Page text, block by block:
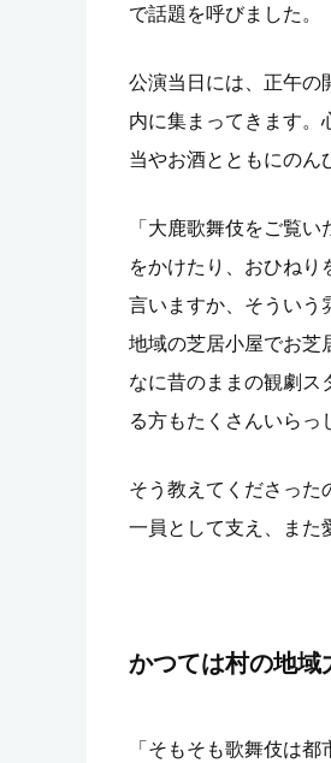
で話題を呼びました。
公演当日には、正午の
内に集まってきます。
当やお酒とともにのん
「大鹿歌舞伎をご覧
をかけたり、おひねり
言いますか、そういう
地域の芝居小屋でお芝
なに昔のままの観劇ス
る方もたくさんいらっ
そう教えてくださった
一員として支え、また
かつては村の地域
「そもそも歌舞伎は